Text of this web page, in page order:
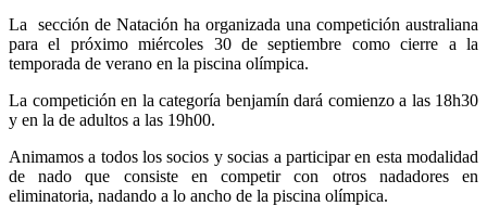
La sección de Natación ha organizada una competición australiana
para el próximo miércoles 30 de septiembre como cierre a la
temporada de verano en la piscina olímpica.
La competición en la categoría benjamín dará comienzo a las 18h30
y en la de adultos a las 19h00.
Animamos a todos los socios y socias a participar en esta modalidad
de nado que consiste en competir con otros nadadores en
eliminatoria, nadando a lo ancho de la piscina olímpica.